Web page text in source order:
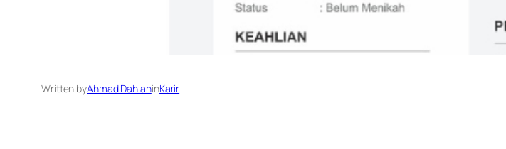
Written byAhmad DahlaninKarir